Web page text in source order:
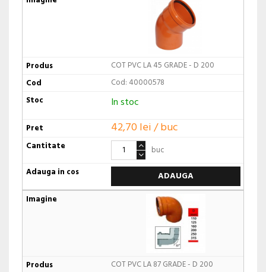
COT PVC LA 45 GRADE - D 200
Cod: 40000578
In stoc
42,70 lei / buc
buc
ADAUGA
COT PVC LA 87 GRADE - D 200